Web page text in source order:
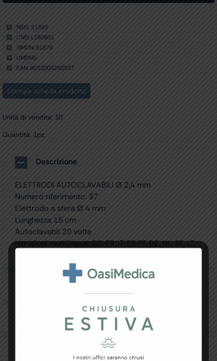
NSIS: 21393
CND: L180601
GMDN: 61876
UMDNS:
EAN: 8033003260937
Stampa scheda prodotto
Unità di vendita: 10
Quantità: 1pz.
Descrizione
ELETTRODI AUTOCLAVABILI Ø 2,4 mm
Numero riferimento: 37
Elettrodo a sfera Ø 4 mm
Lunghezza 15 cm
Autoclavabli 20 volte
Istruzioni multilingue: GB, FR, IT, ES PT, DE, NL, SE, LT,
PL, CZ, HU, HR, RO, GR, Arabo
Specifiche Tecniche
Resi e Garanzia